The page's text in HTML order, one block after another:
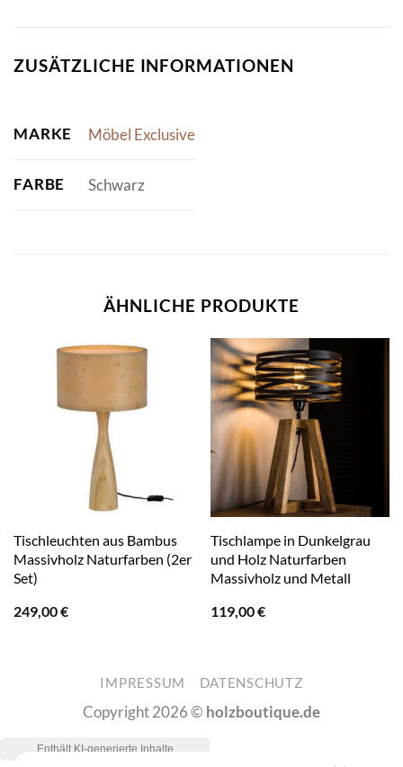
ZUSÄTZLICHE INFORMATIONEN
MARKE Möbel Exclusive
FARBE Schwarz
ÄHNLICHE PRODUKTE
Tischleuchten aus Bambus
Massivholz Naturfarben (2er
Set)
249,00€
Tischlampe in Dunkelgrau
und Holz Naturfarben
Massivholz und Metall
119,00€
IMPRESSUM DATENSCHUTZ
Copyright 2026 © holzboutique.de